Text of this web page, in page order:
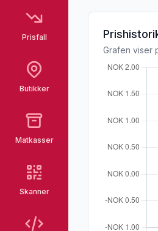
Prisfall
Butikker
Matkasser
Skanner
Grafen viser